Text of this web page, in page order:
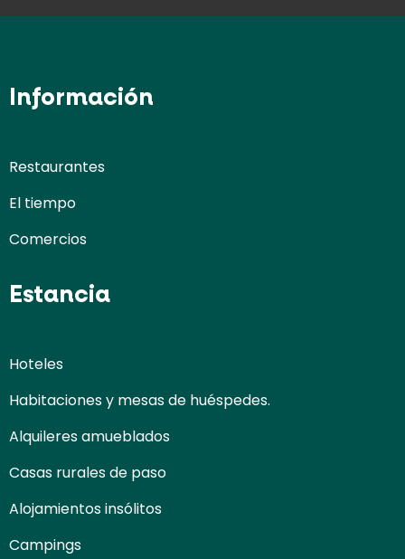
Información
Restaurantes
El tiempo
Comercios
Estancia
Hoteles
Habitaciones y mesas de huéspedes.
Alquileres amueblados
Casas rurales de paso
Alojamientos insólitos
Campings